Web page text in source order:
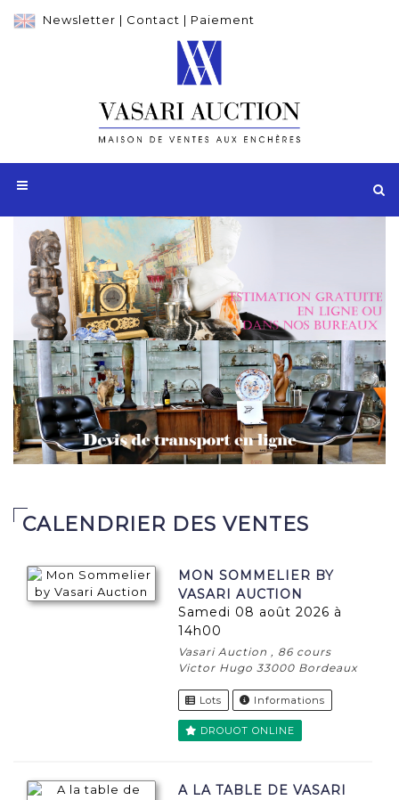
Newsletter | Contact | Paiement
CALENDRIER DES VENTES
MON SOMMELIER BY
VASARI AUCTION
samedi 08 août 2026 à
14h00
Vasari Auction , 86 cours
Victor Hugo 33000 Bordeaux
Lots Informations
DROUOT ONLINE
A LA TABLE DE VASARI